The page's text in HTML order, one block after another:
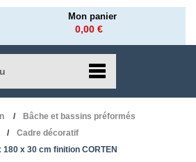
Mon panier
0,00 €
Bâche et bassins préformés
Cadre décoratif
x 30 cm finition CORTEN